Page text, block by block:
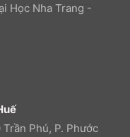
Học Nha Trang -
Phú, P. Phước